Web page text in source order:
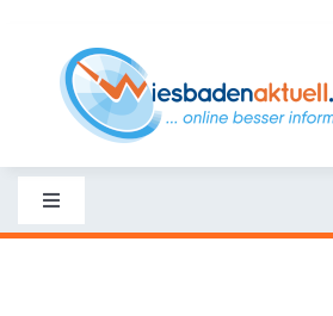
content
Toggle
Navigation